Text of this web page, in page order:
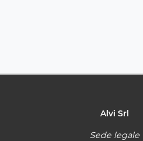
Alvi Srl
Sede legale